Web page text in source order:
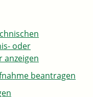
oder
anzeigen
beantragen